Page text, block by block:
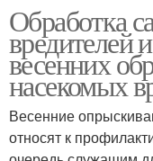
Обработка
вредителей
весенних
насекомых
Весенние
относят к